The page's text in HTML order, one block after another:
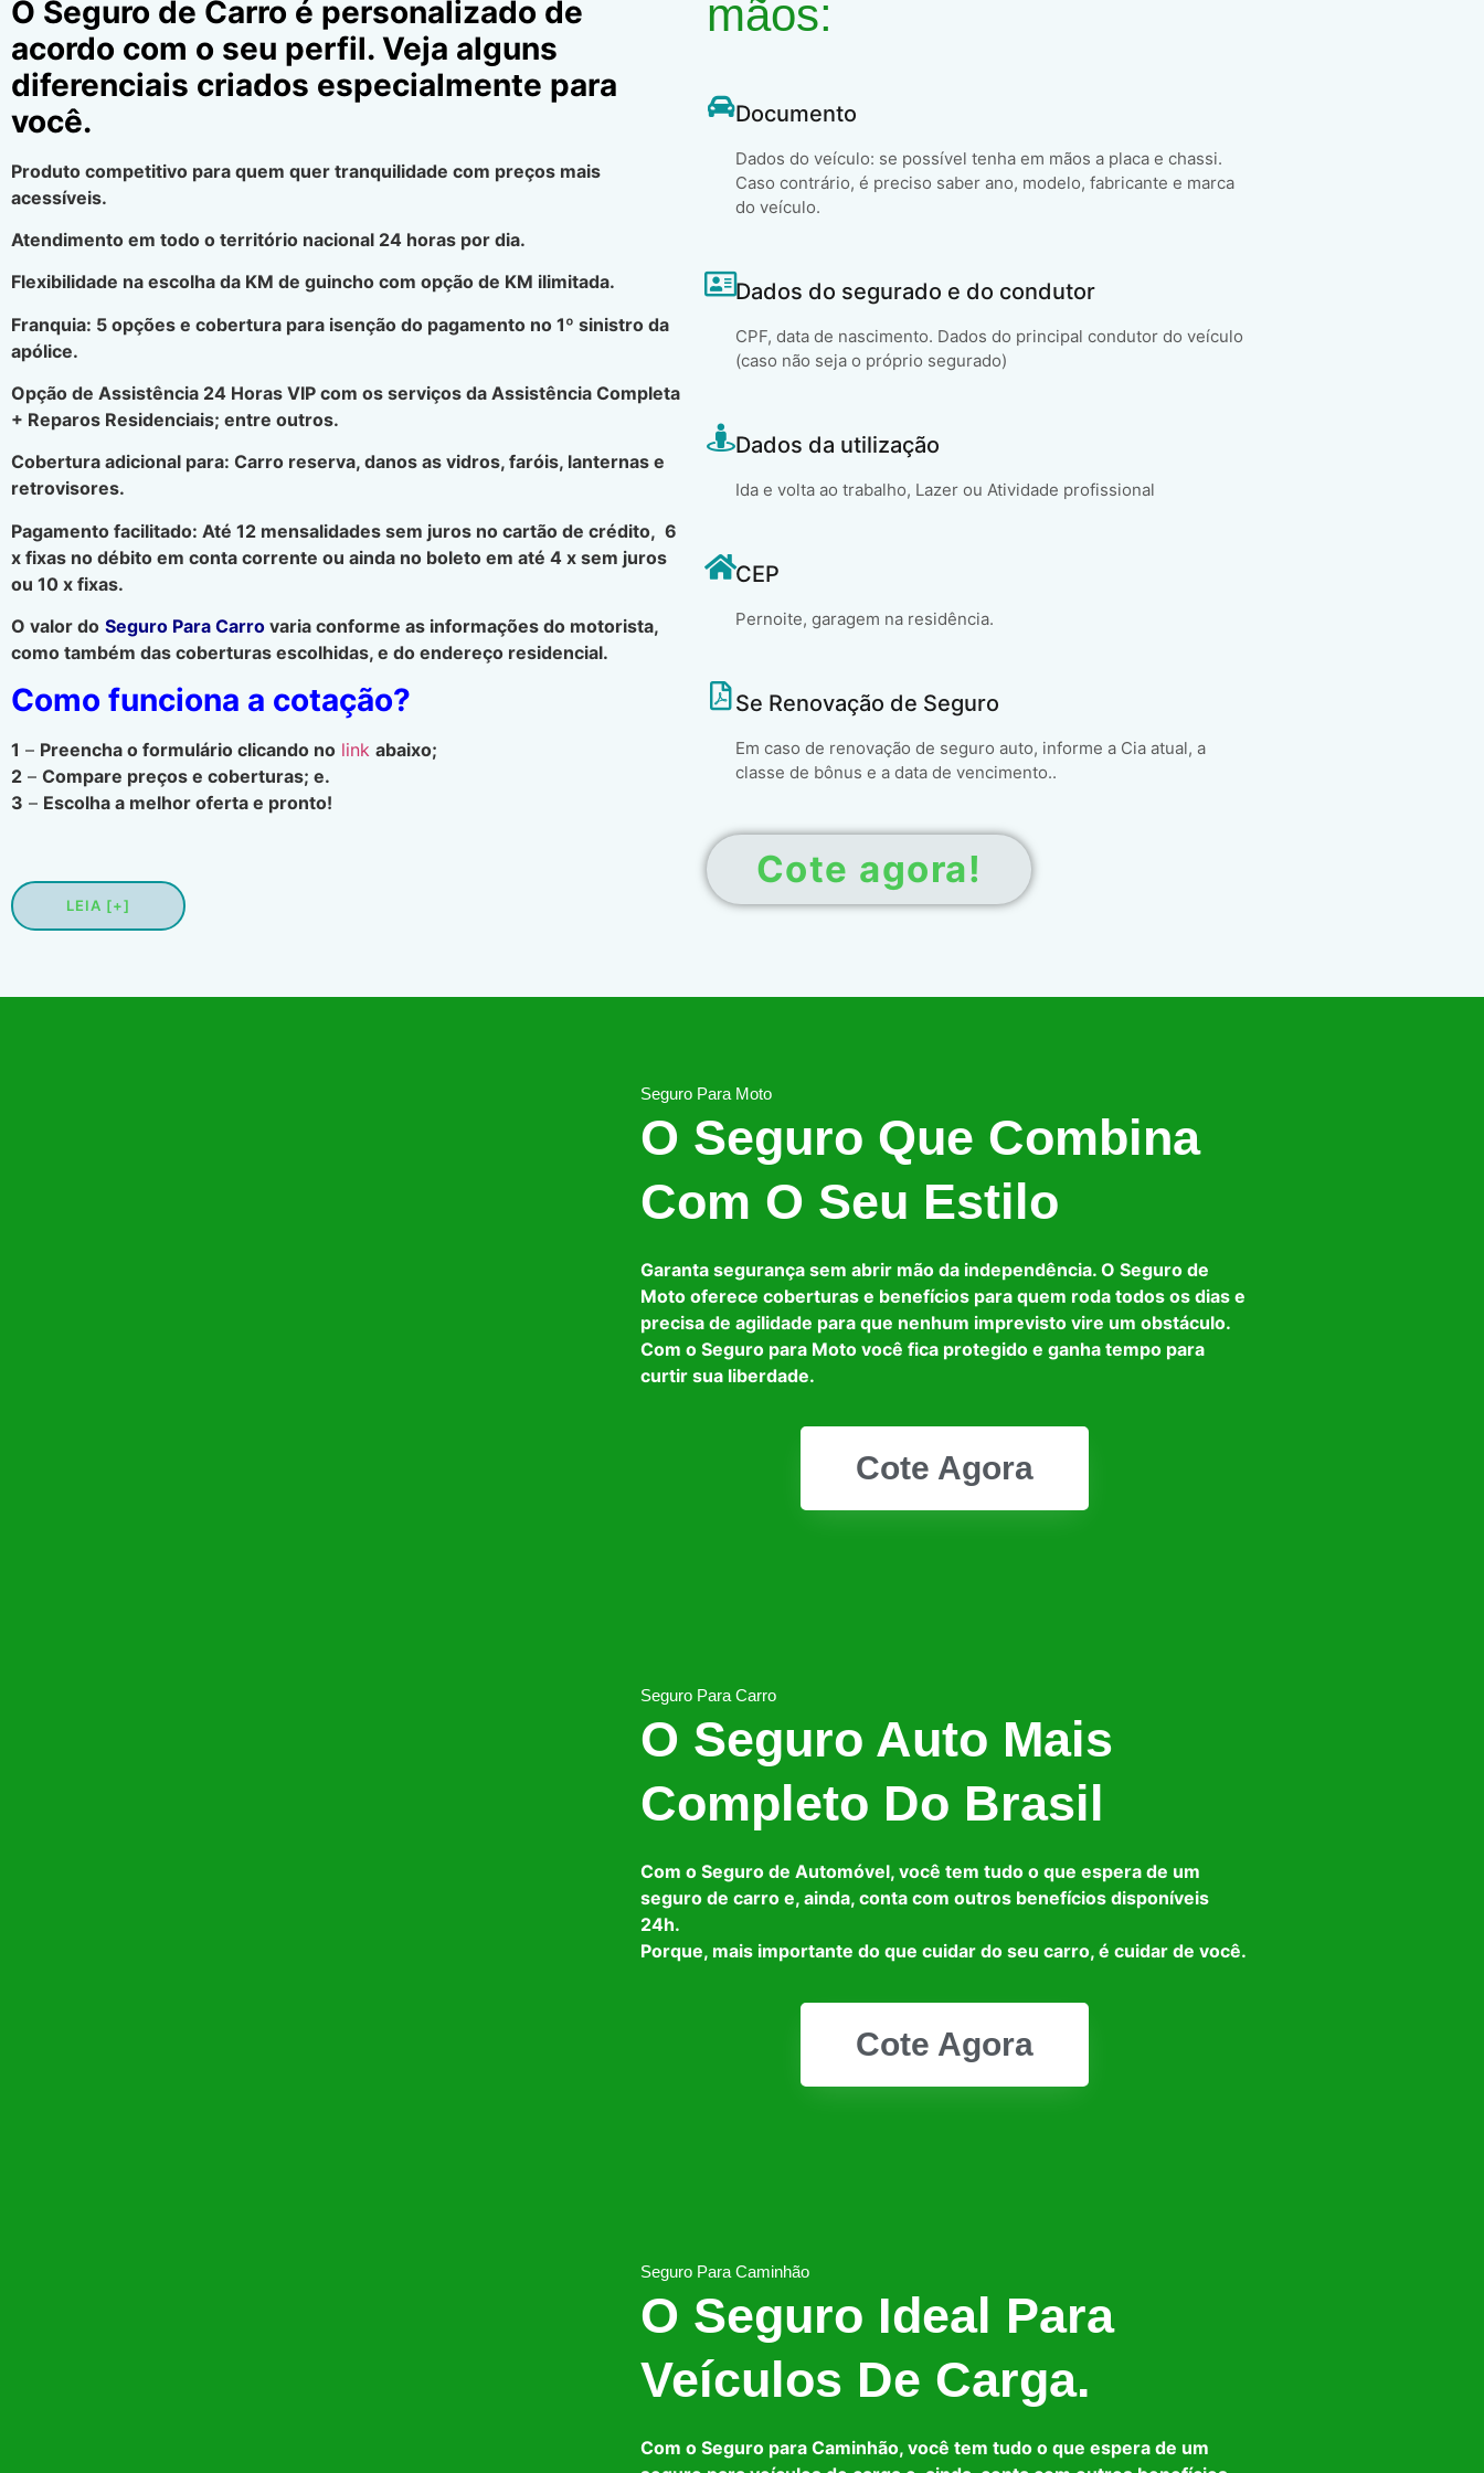
O Seguro de Carro é personalizado de
acordo com o seu perfil. Veja alguns
diferenciais criados especialmente para
você.
Produto competitivo para quem quer tranquilidade com preços mais
acessíveis.
Atendimento em todo o território nacional 24 horas por dia.
Flexibilidade na escolha da KM de guincho com opção de KM ilimitada.
Franquia: 5 opções e cobertura para isenção do pagamento no 1º sinistro da
apólice.
Opção de Assistência 24 Horas VIP com os serviços da Assistência Completa
+ Reparos Residenciais; entre outros.
Cobertura adicional para: Carro reserva, danos as vidros, faróis, lanternas e
retrovisores.
Pagamento facilitado: Até 12 mensalidades sem juros no cartão de crédito, 6
x fixas no débito em conta corrente ou ainda no boleto em até 4 x sem juros
ou 10 x fixas.
O valor do Seguro Para Carro varia conforme as informações do motorista,
como também das coberturas escolhidas, e do endereço residencial.
Como funciona a cotação?
1 – Preencha o formulário clicando no link abaixo;
2 – Compare preços e coberturas; e.
3 – Escolha a melhor oferta e pronto!
LEIA [+]
mãos:
Documento
Dados do veículo: se possível tenha em mãos a placa e chassi.
Caso contrário, é preciso saber ano, modelo, fabricante e marca
do veículo.
Dados do segurado e do condutor
CPF, data de nascimento. Dados do principal condutor do veículo
(caso não seja o próprio segurado)
Dados da utilização
Ida e volta ao trabalho, Lazer ou Atividade profissional
CEP
Pernoite, garagem na residência.
Se Renovação de Seguro
Em caso de renovação de seguro auto, informe a Cia atual, a
classe de bônus e a data de vencimento..
Cote agora!
Seguro Para Moto
O Seguro Que Combina
Com O Seu Estilo
Garanta segurança sem abrir mão da independência. O Seguro de
Moto oferece coberturas e benefícios para quem roda todos os dias e
precisa de agilidade para que nenhum imprevisto vire um obstáculo.
Com o Seguro para Moto você fica protegido e ganha tempo para
curtir sua liberdade.
Cote Agora
Seguro Para Carro
O Seguro Auto Mais
Completo Do Brasil
Com o Seguro de Automóvel, você tem tudo o que espera de um
seguro de carro e, ainda, conta com outros benefícios disponíveis
24h.
Porque, mais importante do que cuidar do seu carro, é cuidar de você.
Cote Agora
Seguro Para Caminhão
O Seguro Ideal Para
Veículos De Carga.
Com o Seguro para Caminhão, você tem tudo o que espera de um